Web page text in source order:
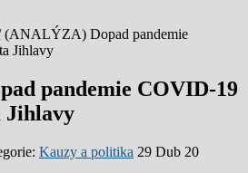
(ANALÝZA) Dopad pandemie
Jihlavy
pandemie COVID-19
Jihlavy
Kauzy a politika 29 Dub 20